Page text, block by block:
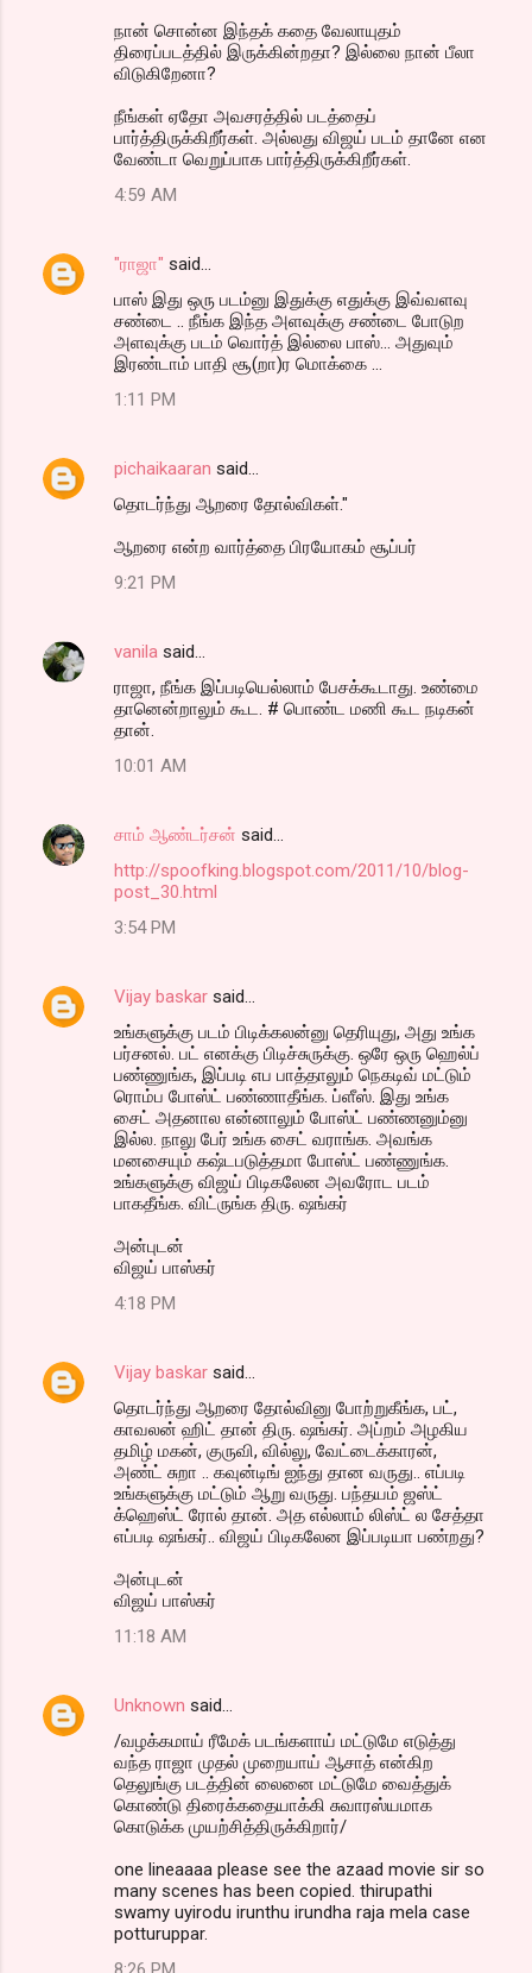
நான் சொன்ன இந்தக் கதை வேலாயுதம்
திரைப்படத்தில் இருக்கின்றதா? இல்லை நான் பீலா
விடுகிறேனா?
நீங்கள் ஏதோ அவசரத்தில் படத்தைப்
பார்த்திருக்கிறீர்கள். அல்லது விஜய் படம் தானே என
வேண்டா வெறுப்பாக பார்த்திருக்கிறீர்கள்.
4:59 AM
"ராஜா" said…
பாஸ் இது ஒரு படம்னு இதுக்கு எதுக்கு இவ்வளவு
சண்டை .. நீங்க இந்த அளவுக்கு சண்டை போடுற
அளவுக்கு படம் வொர்த் இல்லை பாஸ்... அதுவும்
இரண்டாம் பாதி சூ(றா)ர மொக்கை ...
1:11 PM
pichaikaaran said…
தொடர்ந்து ஆறரை தோல்விகள்."
ஆறரை என்ற வார்த்தை பிரயோகம் சூப்பர்
9:21 PM
vanila said…
ராஜா, நீங்க இப்படியெல்லாம் பேசக்கூடாது. உண்மை
தானென்றாலும் கூட. # பொண்ட மணி கூட நடிகன்
தான்.
10:01 AM
சாம் ஆண்டர்சன் said…
http://spoofking.blogspot.com/2011/10/blog-
post_30.html
3:54 PM
Vijay baskar said…
உங்களுக்கு படம் பிடிக்கலன்னு தெரியுது, அது உங்க
பர்சனல். பட் எனக்கு பிடிச்சுருக்கு. ஒரே ஒரு ஹெல்ப்
பண்ணுங்க, இப்படி எப பாத்தாலும் நெகடிவ் மட்டும்
ரொம்ப போஸ்ட் பண்ணாதீங்க. ப்ளீஸ். இது உங்க
சைட் அதனால என்னாலும் போஸ்ட் பண்ணனும்னு
இல்ல. நாலு பேர் உங்க சைட் வராங்க. அவங்க
மனசையும் கஷ்டபடுத்தமா போஸ்ட் பண்ணுங்க.
உங்களுக்கு விஜய் பிடிகலேன அவரோட படம்
பாகதீங்க. விட்ருங்க திரு. ஷங்கர்
அன்புடன்
விஜய் பாஸ்கர்
4:18 PM
Vijay baskar said…
தொடர்ந்து ஆறரை தோல்வினு போற்றுகீங்க, பட்,
காவலன் ஹிட் தான் திரு. ஷங்கர். அப்றம் அழகிய
தமிழ் மகன், குருவி, வில்லு, வேட்டைக்காரன்,
அண்ட் சுறா .. கவுன்டிங் ஐந்து தான வருது.. எப்படி
உங்களுக்கு மட்டும் ஆறு வருது. பந்தயம் ஜஸ்ட்
க்ஹெஸ்ட் ரோல் தான். அத எல்லாம் லிஸ்ட் ல சேத்தா
எப்படி ஷங்கர்.. விஜய் பிடிகலேன இப்படியா பண்றது?
அன்புடன்
விஜய் பாஸ்கர்
11:18 AM
Unknown said…
/வழக்கமாய் ரீமேக் படங்களாய் மட்டுமே எடுத்து
வந்த ராஜா முதல் முறையாய் ஆசாத் என்கிற
தெலுங்கு படத்தின் லைனை மட்டுமே வைத்துக்
கொண்டு திரைக்கதையாக்கி சுவாரஸ்யமாக
கொடுக்க முயற்சித்திருக்கிறார்/
one lineaaaa please see the azaad movie sir so
many scenes has been copied. thirupathi
swamy uyirodu irunthu irundha raja mela case
potturuppar.